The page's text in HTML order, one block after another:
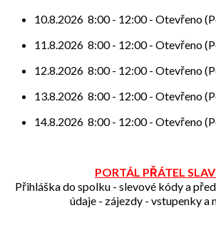
10.8.2026 8:00- 12:00- Otevřeno
11.8.2026 8:00- 12:00- Otevřeno
12.8.2026 8:00- 12:00- Otevřeno
13.8.2026 8:00- 12:00- Otevřeno
14.8.2026 8:00- 12:00- Otevřeno
PORTÁL PŘÁTEL
Přihláška do spolku - slevové kódy a
údaje - zájezdy - vstupenky a